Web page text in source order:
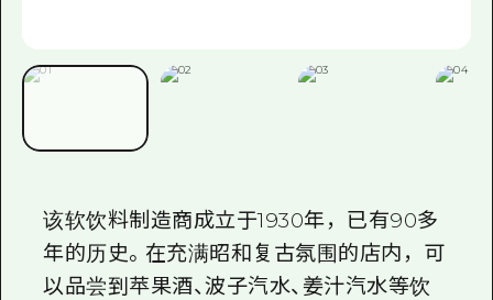
该软饮料制造商成立于1930年，已有90多
年的历史。在充满昭和复古氛围的店内，可
以品尝到苹果酒、波子汽水、姜汁汽水等饮